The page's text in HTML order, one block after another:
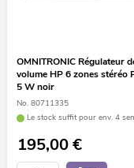
OMNITRONIC Régulateur
volume HP 6 zones stéréo
5 W noir
No. 80711335
Le stock suffit pour env. 4
195,00€